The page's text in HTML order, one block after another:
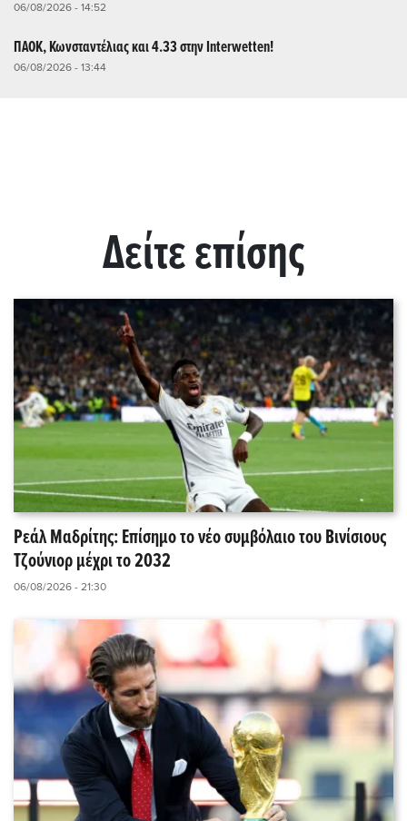
06/08/2026 - 14:52
ΠΑΟΚ, Κωνσταντέλιας και 4.33 στην Interwetten!
06/08/2026 - 13:44
Δείτε επίσης
Ρεάλ Μαδρίτης: Επίσημο το νέο συμβόλαιο του Βινίσιους
Τζούνιορ μέχρι το 2032
06/08/2026 - 21:30